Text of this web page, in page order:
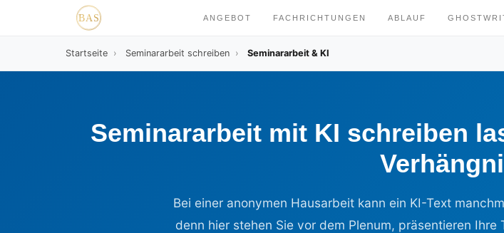
ANGEBOT FACHRICHTUNGEN ABLAUF
Startseite › Seminararbeit schreiben › Seminararbeit & KI
Seminararbeit mit KI schreiben
Bei einer anonymen Hausarbeit kann ein KI-Text
denn hier stehen Sie vor dem Plenum, präsentieren